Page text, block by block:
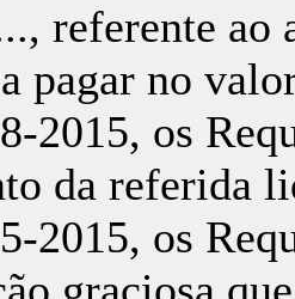
referente ao
pagar no
2015, os
da referida
2015, os